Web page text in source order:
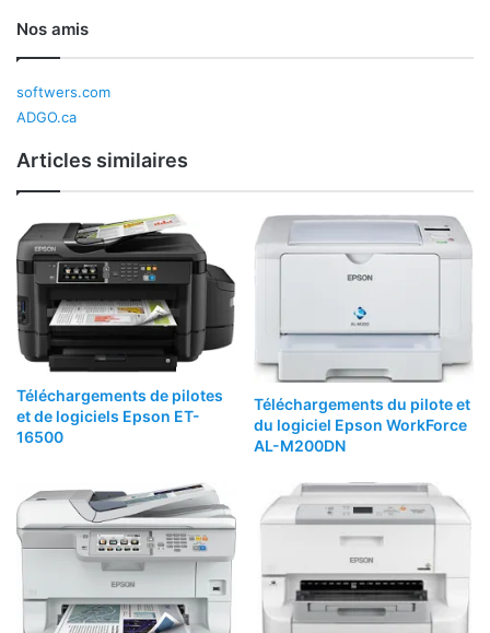
Nos amis
softwers.com
ADGO.ca
Articles similaires
Téléchargements de pilotes
et de logiciels Epson ET-
16500
Téléchargements du pilote et
du logiciel Epson WorkForce
AL-M200DN